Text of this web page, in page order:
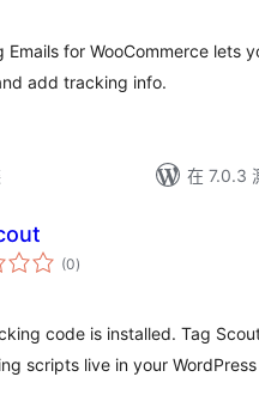
Emails for WooCommerce lets
add tracking info.
在 7.0.3
(0總
評)
code is installed. Tag
scripts live in your WordPress